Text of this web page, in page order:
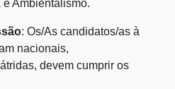
Ambientalismo.
: Os/As candidatos/as à
nacionais,
devem cumprir os